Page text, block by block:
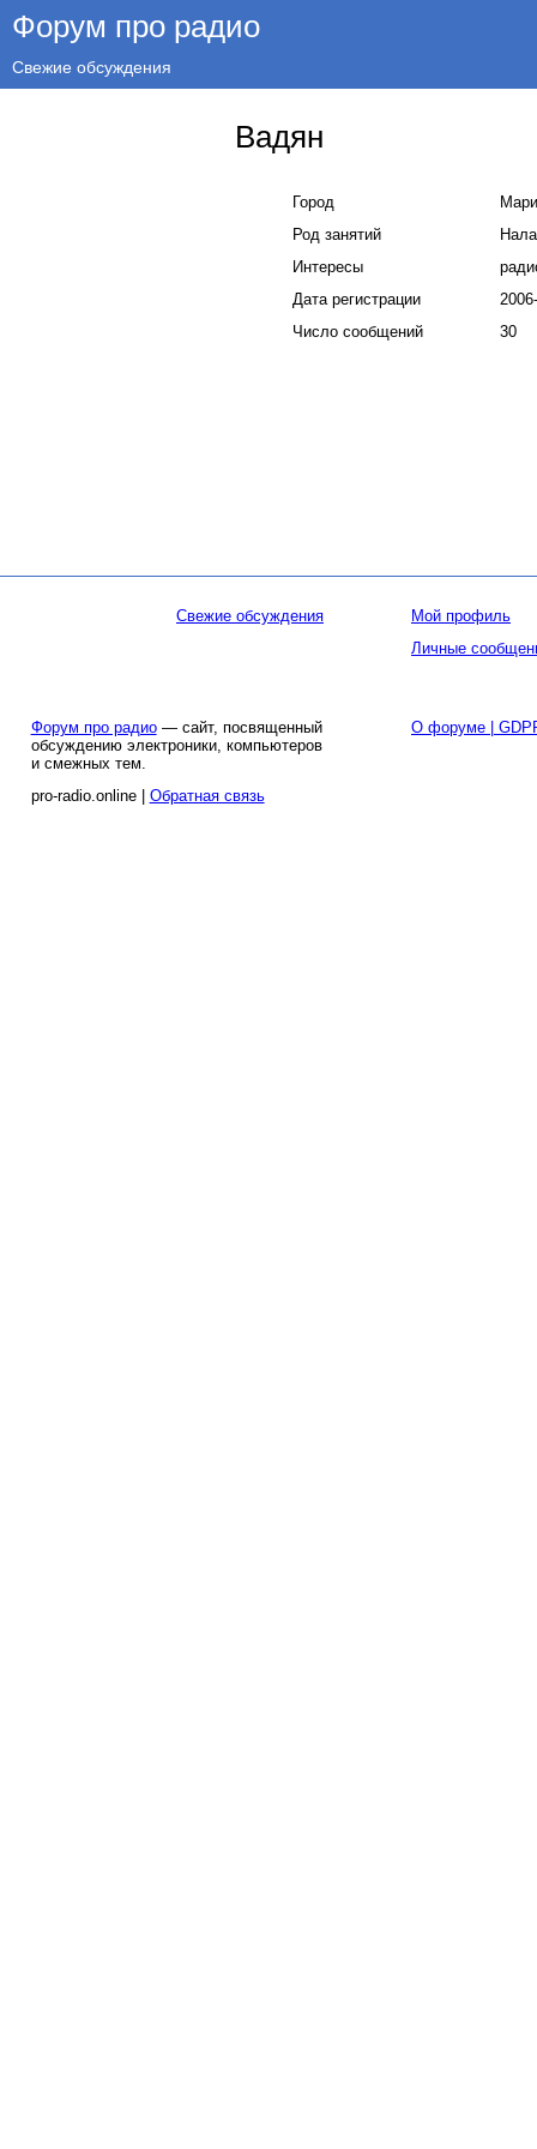
Форум про радио
Свежие обсуждения
Вадян
Город
Род занятий
Интересы
Дата регистрации
Число сообщений
30
Свежие обсуждения
Мой профиль
Личные
Форум про радио— сайт, посвященный
обсуждению электроники, компьютеров
и смежных тем.
pro-radio.online | Обратная связь
О форуме |